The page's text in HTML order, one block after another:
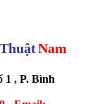
Nam
1 , P. Bình